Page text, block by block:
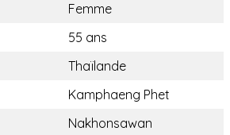
Femme
55 ans
Thaïlande
Kamphaeng Phet
Nakhonsawan